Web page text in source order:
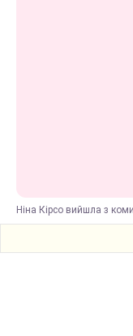
Ніна Кірсо вийшла з